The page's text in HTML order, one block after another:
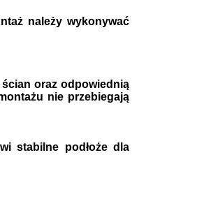
należy wykonywać
oraz odpowiednią
nie przebiegają
stabilne podłoże dla